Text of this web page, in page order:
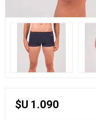
$U 1.090